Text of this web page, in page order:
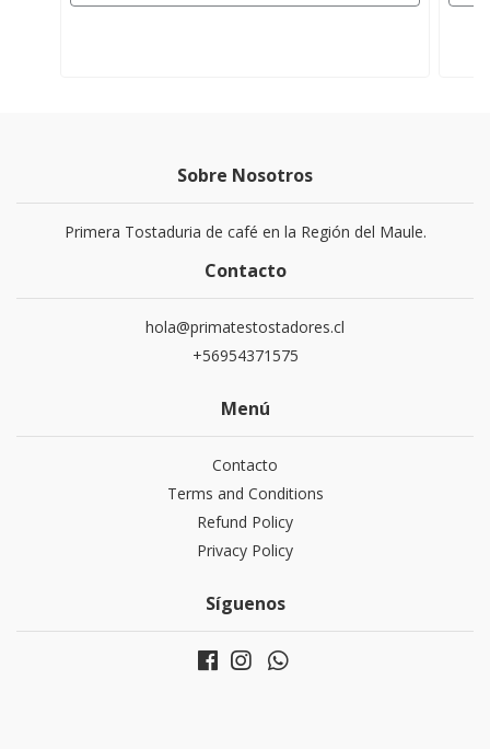
Sobre Nosotros
Primera Tostaduria de café en la Región del Maule.
Contacto
hola@primatestostadores.cl
+56954371575
Menú
Contacto
Terms and Conditions
Refund Policy
Privacy Policy
Síguenos